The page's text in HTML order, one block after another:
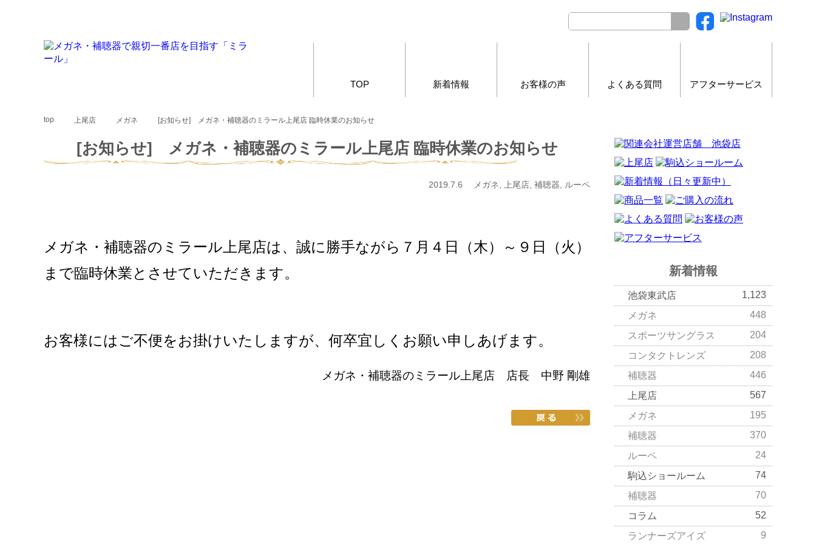
TOP 新着情報 お客様の声 よくある質問 アフターサービス
top 上尾店 メガネ [お知らせ] メガネ・補聴器のミラール上尾店 臨時休業のお知らせ
[お知らせ] メガネ・補聴器のミラール上尾店 臨時休業のお知らせ
2019.7.6 メガネ, 上尾店, 補聴器, ルーペ
メガネ・補聴器のミラール上尾店は、誠に勝手ながら７月４日（木）～９日（火）
まで臨時休業とさせていただきます。
お客様にはご不便をお掛けいたしますが、何卒宜しくお願い申しあげます。
メガネ・補聴器のミラール上尾店 店長 中野 剛雄
新着情報
池袋東武店
1,123
メガネ
448
スポーツサングラス
204
コンタクトレンズ
208
補聴器
446
上尾店
567
メガネ
195
補聴器
370
ルーペ
24
駒込ショールーム
74
補聴器
70
コラム
52
ランナーズアイズ
9